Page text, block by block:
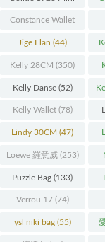
(93)
Constance Wallet
(60)
Jige Elan (44)
Kelly 28CM (350)
Kelly Danse(52)
Kelly Wallet(78)
Lindy 30CM (47)
Loewe 羅意威(253)
Puzzle Bag (133)
Verrou 17(74)
ysl niki bag(55)